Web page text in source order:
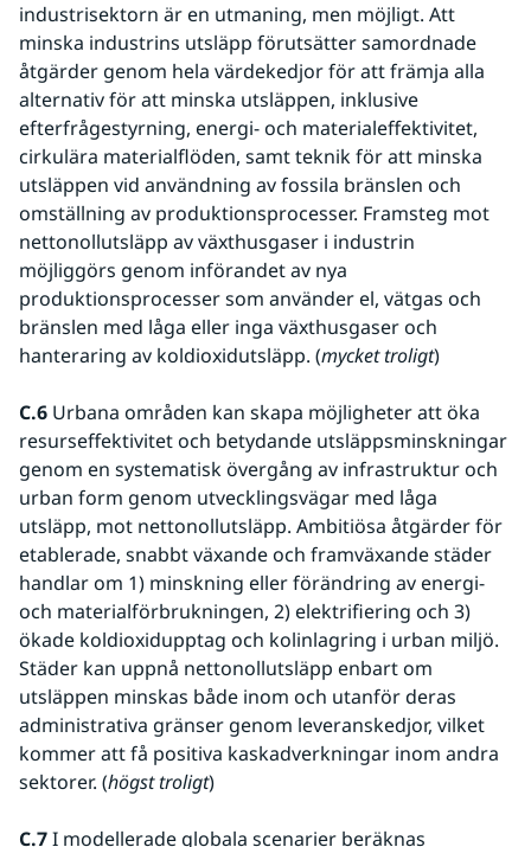
industrisektorn är en utmaning, men möjligt. Att
minska industrins utsläpp förutsätter samordnade
åtgärder genom hela värdekedjor för att främja alla
alternativ för att minska utsläppen, inklusive
efterfrågestyrning, energi- och materialeffektivitet,
cirkulära materialflöden, samt teknik för att minska
utsläppen vid användning av fossila bränslen och
omställning av produktionsprocesser. Framsteg mot
nettonollutsläpp av växthusgaser i industrin
möjliggörs genom införandet av nya
produktionsprocesser som använder el, vätgas och
bränslen med låga eller inga växthusgaser och
hanteraring av koldioxidutsläpp. (mycket troligt)
C.6 Urbana områden kan skapa möjligheter att öka
resurseffektivitet och betydande utsläppsminskningar
genom en systematisk övergång av infrastruktur och
urban form genom utvecklingsvägar med låga
utsläpp, mot nettonollutsläpp. Ambitiösa åtgärder för
etablerade, snabbt växande och framväxande städer
handlar om 1) minskning eller förändring av energi-
och materialförbrukningen, 2) elektrifiering och 3)
ökade koldioxidupptag och kolinlagring i urban miljö.
Städer kan uppnå nettonollutsläpp enbart om
utsläppen minskas både inom och utanför deras
administrativa gränser genom leveranskedjor, vilket
kommer att få positiva kaskadverkningar inom andra
sektorer. (högst troligt)
C.7 I modellerade globala scenarier beräknas